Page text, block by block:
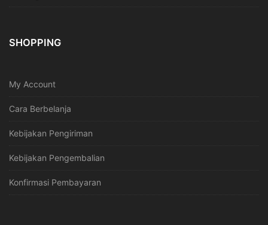
SHOPPING
My Account
Cara Berbelanja
Kebijakan Pengiriman
Kebijakan Pengembalian
Konfirmasi Pembayaran